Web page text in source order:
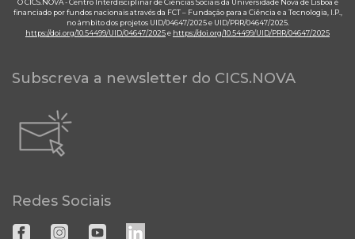
O CICS.NOVA - Centro Interdisciplinar de Ciências Sociais da Universidade Nova de Lisboa é
financiado por fundos nacionais através da FCT – Fundação para a Ciência e a Tecnologia, I.P.,
no âmbito dos projetos UID/04647/2025 e UID/PRR/04647/2025.
https://doi.org/10.54499/UID/04647/2025e https://doi.org/10.54499/UID/PRR/04647/2025
Subscreva a newsletter do CICS.NOVA
Redes Sociais